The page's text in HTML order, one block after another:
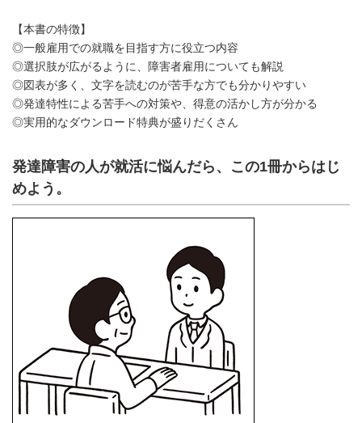
【本書の特徴】
◎一般雇用での就職を目指す方に役立つ内容
◎選択肢が広がるように、障害者雇用についても解説
◎図表が多く、文字を読むのが苦手な方でも分かりやすい
◎発達特性による苦手への対策や、得意の活かし方が分かる
◎実用的なダウンロード特典が盛りだくさん
発達障害の人が就活に悩んだら、この1冊からはじ
めよう。